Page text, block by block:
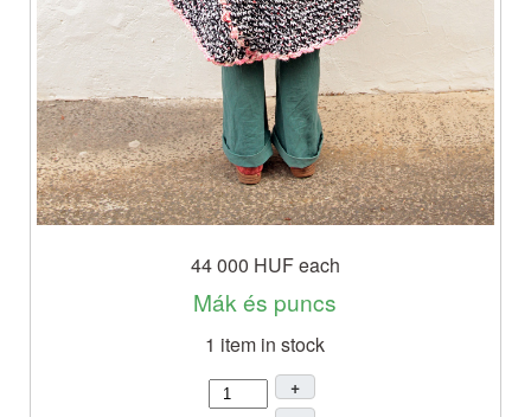
44 000 HUFeach
Mák és puncs
1 item in stock
+